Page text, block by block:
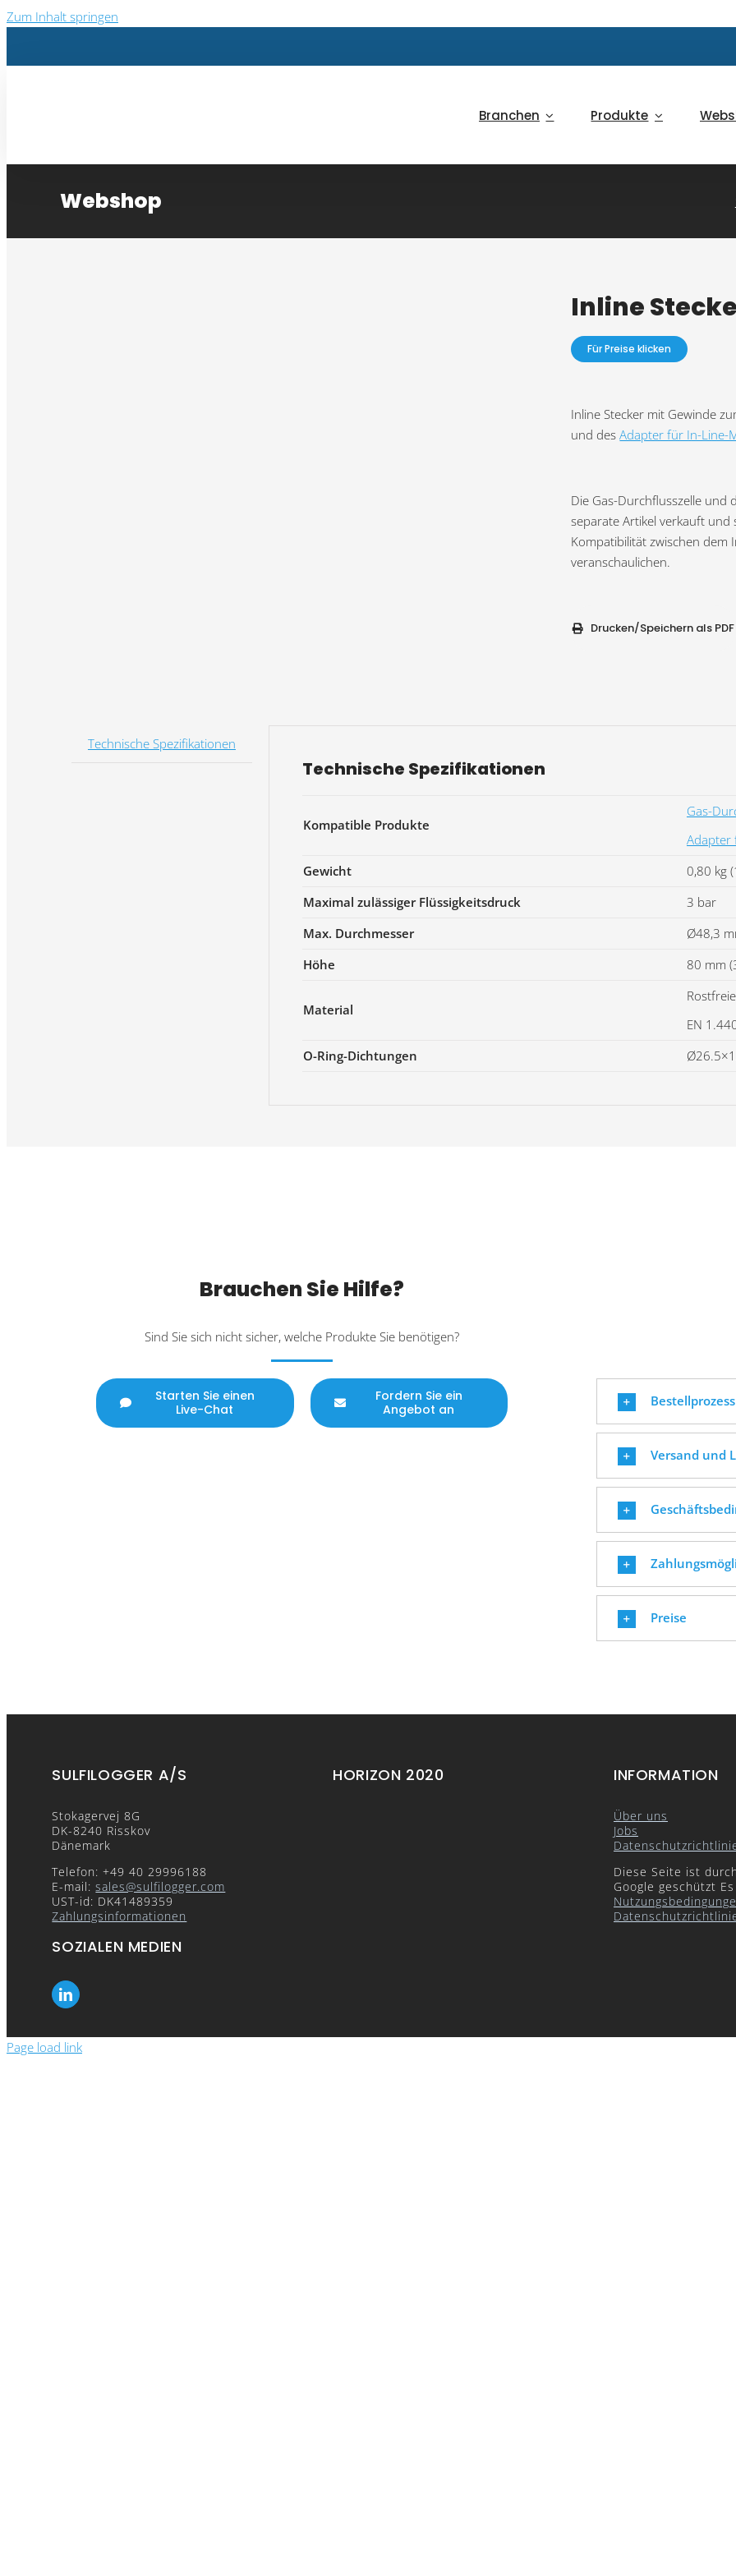
Zum Inhalt springen
Branchen Produkte
Webshop
Inline
Für Preise klicken
Inline Stecker mit Gewinde
und desAdapter für In-Line-
Die Gas-Durchflusszelle
separate Artikel verkauft
Kompatibilität zwischen dem
veranschaulichen.
Drucken/Speichern als PDF
Technische Spezifikationen
Technische Spezifikationen
Kompatible Produkte
Gas-
Adapter
Gewicht
0,80 kg
Maximal zulässiger Flüssigkeitsdruck
3 bar
Max. Durchmesser
Ø48,3
Höhe
80 mm
Material
EN
O-Ring-Dichtungen
Brauchen Sie Hilfe?
Sind Sie sich nicht sicher, welche Produkte Sie benötigen?
Starten Sie einen
Live-Chat
Fordern Sie ein
Angebot an
Bestellprozess
Versand und
Preise
SULFILOGGER A/S
Stokagervej 8G
DK-8240 Risskov
Dänemark
Telefon: +49 40 29996188
E-mail:sales@sulfilogger.com
UST-id: DK41489359
Zahlungsinformationen
HORIZON 2020 INFORMATION
Über uns
Jobs
Diese Seite ist
Google geschützt
SOZIALEN MEDIEN
Page load link